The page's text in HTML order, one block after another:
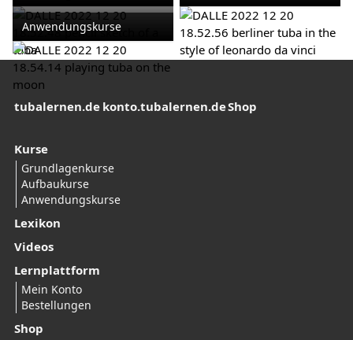
Anwendungs­­kurse
tubalernen.de konto.tubalernen.deShop
Kurse
Grundlagen­­kurse
Aufbau­kurse
Anwendungs­­kurse
Lexikon
Videos
Lernplattform
Mein Konto
Bestellungen
Shop